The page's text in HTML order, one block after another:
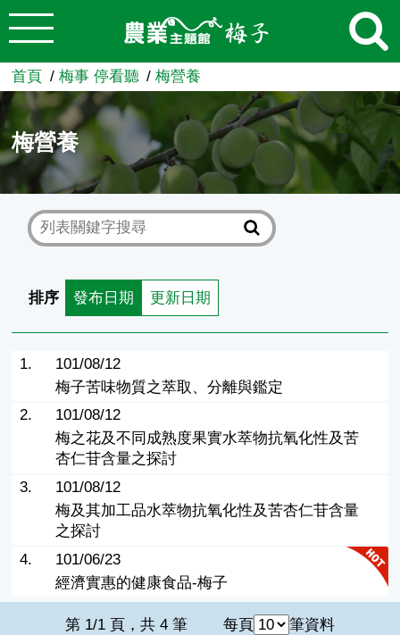
跳到主要內容
農業知識入口網
首頁 梅事 停看聽 梅營養
梅營養
排序 發布日期 更新日期
1.
101/08/12
梅子苦味物質之萃取、分離與鑑定
2.
101/08/12
梅之花及不同成熟度果實水萃物抗氧化性及苦
杏仁苷含量之探討
3.
101/08/12
梅及其加工品水萃物抗氧化性及苦杏仁苷含量
之探討
4.
101/06/23
經濟實惠的健康食品-梅子
第 1/1 頁，共 4 筆 每頁 筆資料